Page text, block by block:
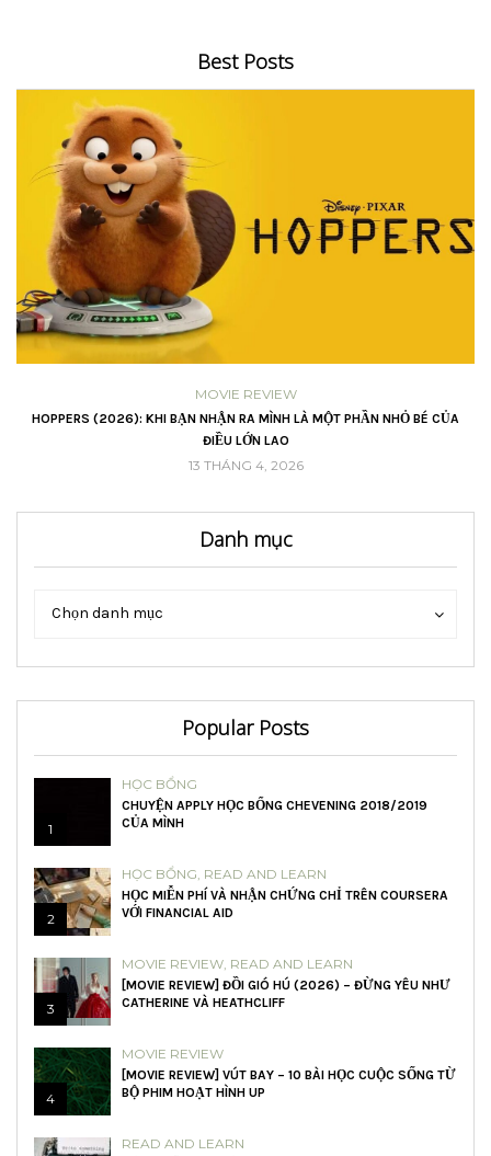
Best Posts
MOVIE REVIEW
HOPPERS (2026): KHI BẠN NHẬN RA MÌNH LÀ MỘT PHẦN NHỎ BÉ CỦA
ĐIỀU LỚN LAO
13 THÁNG 4, 2026
Danh mục
Chọn danh mục
Danh
Popular Posts
1
HỌC BỔNG
CHUYỆN APPLY HỌC BỔNG CHEVENING 2018/2019
CỦA MÌNH
2
HỌC BỔNG, READ AND LEARN
HỌC MIỄN PHÍ VÀ NHẬN CHỨNG CHỈ TRÊN COURSERA
VỚI FINANCIAL AID
3
MOVIE REVIEW, READ AND LEARN
[MOVIE REVIEW] ĐỒI GIÓ HÚ (2026) – ĐỪNG YÊU NHƯ
CATHERINE VÀ HEATHCLIFF
4
MOVIE REVIEW
[MOVIE REVIEW] VÚT BAY – 10 BÀI HỌC CUỘC SỐNG TỪ
BỘ PHIM HOẠT HÌNH UP
READ AND LEARN